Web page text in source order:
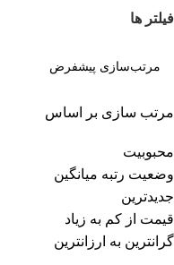
فیلتر ها
مرتب سازی بر اساس
محبوبیت
وضعیت رتبه میانگین
جدیدترین
قیمت از کم به زیاد
گرانترین به ارزانترین